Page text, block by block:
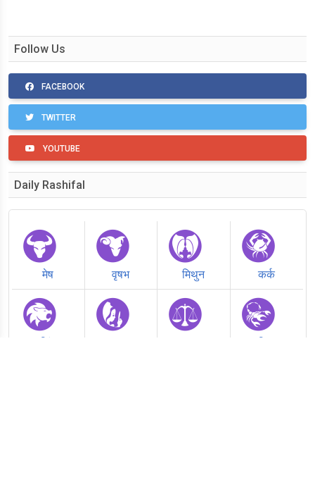
Follow Us
FACEBOOK
TWITTER
YOUTUBE
Daily Rashifal
मेष वृषभ मिथुन कर्क